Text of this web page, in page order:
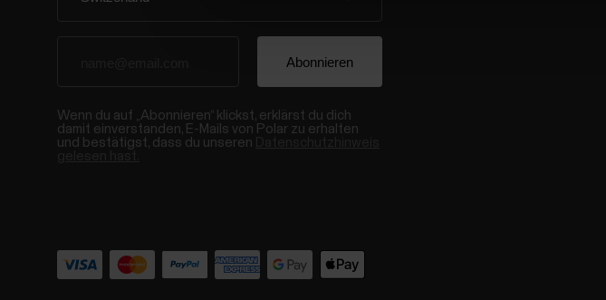
Wenn du auf „Abonnieren“ klickst, erklärst du dich
damit einverstanden, E-Mails von Polar zu erhalten
und bestätigst, dass du unseren